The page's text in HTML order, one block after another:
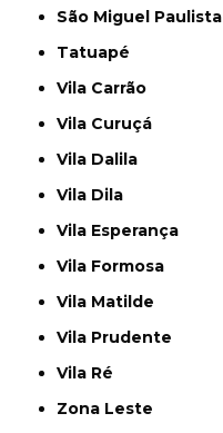
São Miguel Paulista
Tatuapé
Vila Carrão
Vila Curuçá
Vila Dalila
Vila Dila
Vila Esperança
Vila Formosa
Vila Matilde
Vila Prudente
Vila Ré
Zona Leste